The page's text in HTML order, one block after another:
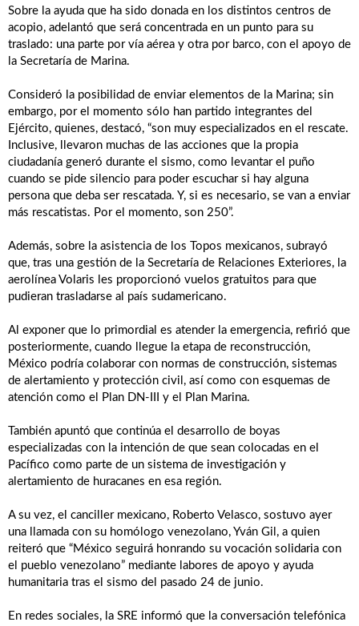
Sobre la ayuda que ha sido donada en los distintos centros de
acopio, adelantó que será concentrada en un punto para su
traslado: una parte por vía aérea y otra por barco, con el apoyo de
la Secretaría de Marina.
Consideró la posibilidad de enviar elementos de la Marina; sin
embargo, por el momento sólo han partido integrantes del
Ejército, quienes, destacó, “son muy especializados en el rescate.
Inclusive, llevaron muchas de las acciones que la propia
ciudadanía generó durante el sismo, como levantar el puño
cuando se pide silencio para poder escuchar si hay alguna
persona que deba ser rescatada. Y, si es necesario, se van a enviar
más rescatistas. Por el momento, son 250”.
Además, sobre la asistencia de los Topos mexicanos, subrayó
que, tras una gestión de la Secretaría de Relaciones Exteriores, la
aerolínea Volaris les proporcionó vuelos gratuitos para que
pudieran trasladarse al país sudamericano.
Al exponer que lo primordial es atender la emergencia, refirió que
posteriormente, cuando llegue la etapa de reconstrucción,
México podría colaborar con normas de construcción, sistemas
de alertamiento y protección civil, así como con esquemas de
atención como el Plan DN-III y el Plan Marina.
También apuntó que continúa el desarrollo de boyas
especializadas con la intención de que sean colocadas en el
Pacífico como parte de un sistema de investigación y
alertamiento de huracanes en esa región.
A su vez, el canciller mexicano, Roberto Velasco, sostuvo ayer
una llamada con su homólogo venezolano, Yván Gil, a quien
reiteró que “México seguirá honrando su vocación solidaria con
el pueblo venezolano” mediante labores de apoyo y ayuda
humanitaria tras el sismo del pasado 24 de junio.
En redes sociales, la SRE informó que la conversación telefónica